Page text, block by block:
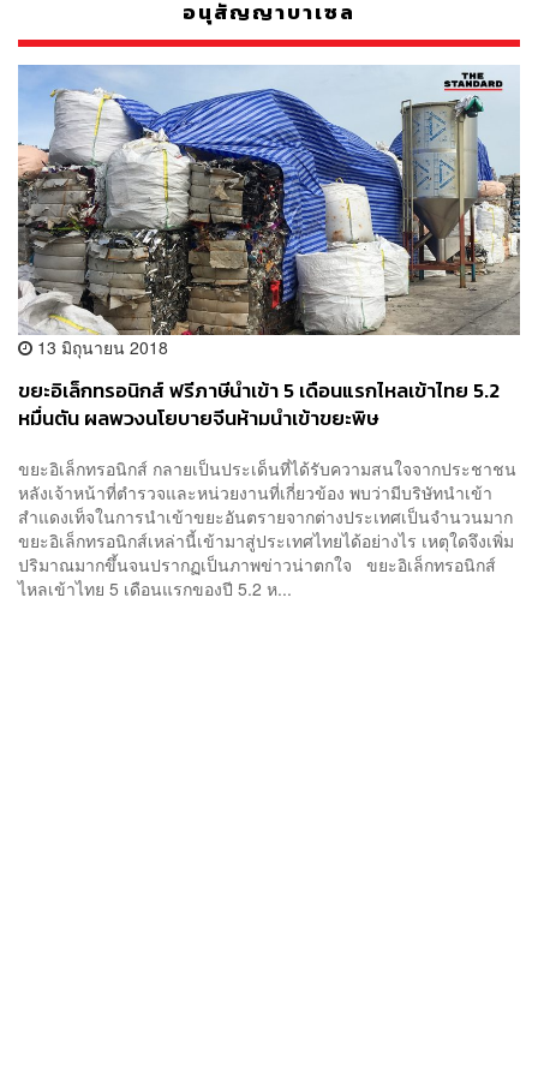
อนุสัญญาบาเซล
13 มิถุนายน 2018
ขยะอิเล็กทรอนิกส์ ฟรีภาษีนำเข้า 5 เดือนแรกไหลเข้าไทย 5.2
หมื่นตัน ผลพวงนโยบายจีนห้ามนำเข้าขยะพิษ
ขยะอิเล็กทรอนิกส์ กลายเป็นประเด็นที่ได้รับความสนใจจากประชาชน
หลังเจ้าหน้าที่ตำรวจและหน่วยงานที่เกี่ยวข้อง พบว่ามีบริษัทนำเข้า
สำแดงเท็จในการนำเข้าขยะอันตรายจากต่างประเทศเป็นจำนวนมาก
ขยะอิเล็กทรอนิกส์เหล่านี้เข้ามาสู่ประเทศไทยได้อย่างไร เหตุใดจึงเพิ่ม
ปริมาณมากขึ้นจนปรากฏเป็นภาพข่าวน่าตกใจ ขยะอิเล็กทรอนิกส์
ไหลเข้าไทย 5 เดือนแรกของปี 5.2 ห...